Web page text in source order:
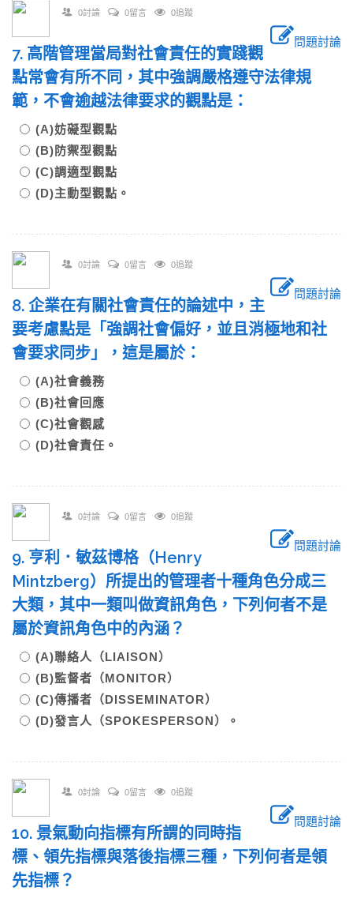
0討論 0留言 0追蹤
問題討論
7. 高階管理當局對社會責任的實踐觀
點常會有所不同，其中強調嚴格遵守法律規
範，不會逾越法律要求的觀點是：
(A)妨礙型觀點
(B)防禦型觀點
(C)調適型觀點
(D)主動型觀點。
0討論 0留言 0追蹤
問題討論
8. 企業在有關社會責任的論述中，主
要考慮點是「強調社會偏好，並且消極地和社
會要求同步」，這是屬於：
(A)社會義務
(B)社會回應
(C)社會觀感
(D)社會責任。
0討論 0留言 0追蹤
問題討論
9. 亨利．敏茲博格（Henry
Mintzberg）所提出的管理者十種角色分成三
大類，其中一類叫做資訊角色，下列何者不是
屬於資訊角色中的內涵？
(A)聯絡人（LIAISON）
(B)監督者（MONITOR）
(C)傳播者（DISSEMINATOR）
(D)發言人（SPOKESPERSON）。
0討論 0留言 0追蹤
問題討論
10. 景氣動向指標有所謂的同時指
標、領先指標與落後指標三種，下列何者是領
先指標？